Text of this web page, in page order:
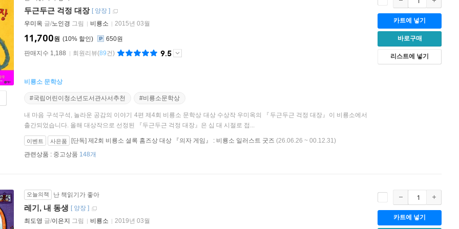
두근두근 걱정 대장 [ 양장 ]
우미옥 글/노인경 그림 비룡소 2015년 03월
10%
11,700원
650원
판매지수 1,188
회원리뷰(89건) 9.5
비룡소 문학상
#국립어린이청소년도서관사서추천 #비룡소문학상
내 마음 구석구석, 놀라운 공감의 이야기 4편 제4회 비룡소 문학상 대상 수상작 우미옥의 『두근두근 걱정 대장』이 비룡소에서
출간되었습니다. 올해 대상작으로 선정된 『두근두근 걱정 대장』은 십 대 시절로 접...
이벤트 사은품 [단독] 제2회 비룡소 셜록 홈즈상 대상 『의자 게임』 : 비룡소 일러스트 굿즈 (26.06.26 ~ 00.12.31)
관련상품 : 중고상품 148개
카트에 넣기
바로구매
리스트에 넣기
오늘의책 난 책읽기가 좋아
레기, 내 동생 [ 양장 ]
최도영 글/이은지 그림 비룡소 2019년 03월 카트에 넣기